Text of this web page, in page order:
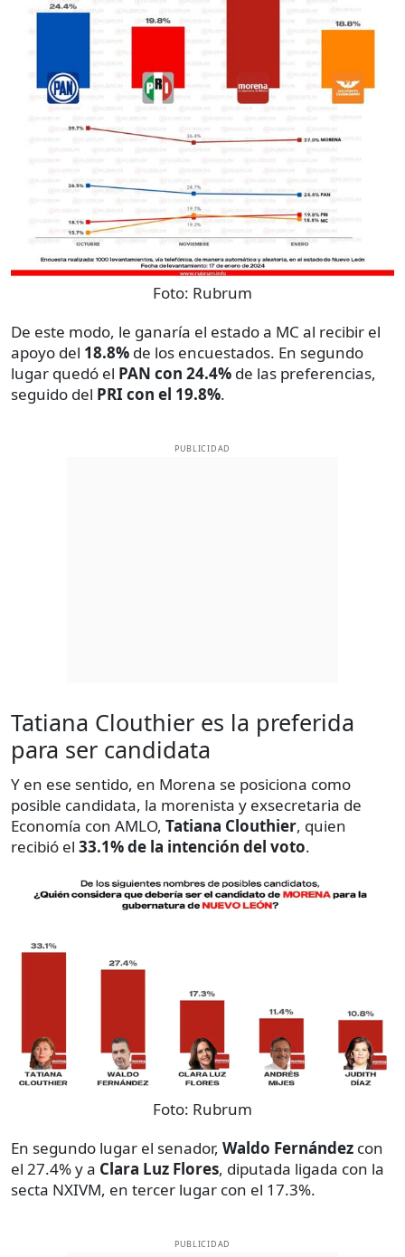
Foto: Rubrum
De este modo, le ganaría el estado a MC al recibir el
apoyo del 18.8% de los encuestados. En segundo
lugar quedó el PAN con 24.4% de las preferencias,
seguido del PRI con el 19.8%.
PUBLICIDAD
Tatiana Clouthier es la preferida
para ser candidata
Y en ese sentido, en Morena se posiciona como
posible candidata, la morenista y exsecretaria de
Economía con AMLO, Tatiana Clouthier, quien
recibió el 33.1% de la intención del voto.
Foto: Rubrum
En segundo lugar el senador, Waldo Fernández con
el 27.4% y a Clara Luz Flores, diputada ligada con la
secta NXIVM, en tercer lugar con el 17.3%.
PUBLICIDAD